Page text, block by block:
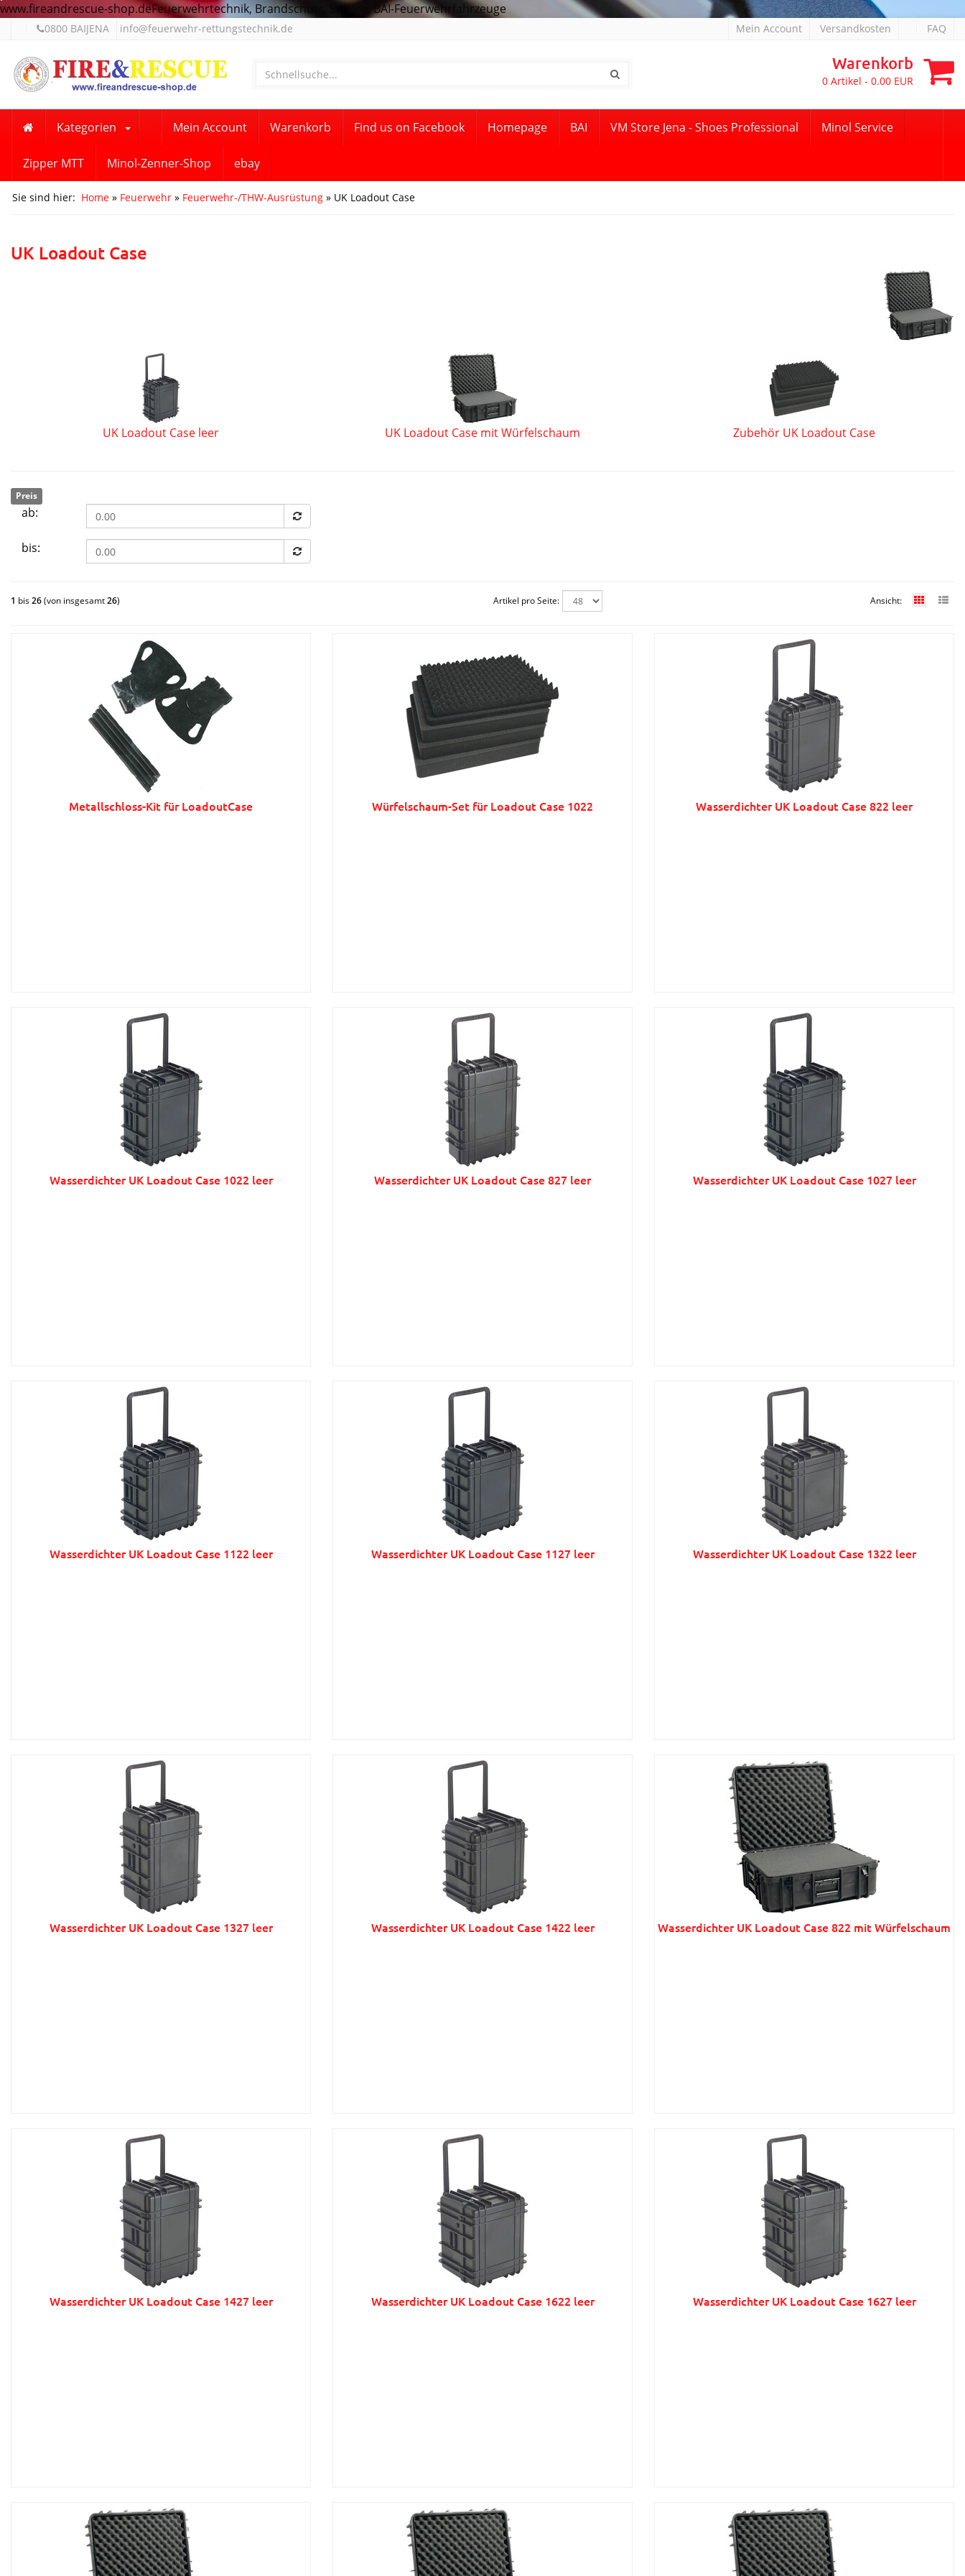
www.fireandrescue-shop.deFeuerwehrtechnik, Brandschutz, Service, BAI-Feuerwehrfahrzeuge
0800 BAIJENA info@feuerwehr-rettungstechnik.de Mein Account Versandkosten FAQ
Warenkorb
0 Artikel -0.00 EUR
Kategorien Mein Account Warenkorb Find us on Facebook Homepage BAI VM Store Jena - Shoes Professional Minol Service
Zipper MTT Minol-Zenner-Shop ebay
Sie sind hier: Home » Feuerwehr » Feuerwehr-/THW-Ausrüstung » UK Loadout Case
UK Loadout Case
UK Loadout Case leer UK Loadout Case mit Würfelschaum Zubehör UK Loadout Case
Preis
ab:
bis:
1 bis26(von insgesamt26) Artikel pro Seite: Ansicht:
Metallschloss-Kit für LoadoutCase Würfelschaum-Set für Loadout Case 1022 Wasserdichter UK Loadout Case 822 leer
Wasserdichter UK Loadout Case 1022 leer Wasserdichter UK Loadout Case 827 leer Wasserdichter UK Loadout Case 1027 leer
Wasserdichter UK Loadout Case 1122 leer Wasserdichter UK Loadout Case 1127 leer Wasserdichter UK Loadout Case 1322 leer
Wasserdichter UK Loadout Case 1327 leer Wasserdichter UK Loadout Case 1422 leer Wasserdichter UK Loadout Case 822 mit Würfelschaum
Wasserdichter UK Loadout Case 1427 leer Wasserdichter UK Loadout Case 1622 leer Wasserdichter UK Loadout Case 1627 leer